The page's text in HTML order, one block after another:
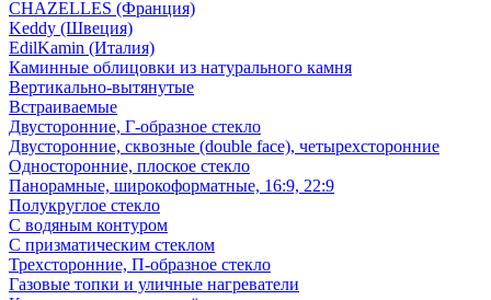
CHAZELLES (Франция)
Keddy (Швеция)
EdilKamin (Италия)
Каминные облицовки из натурального камня
Вертикально-вытянутые
Встраиваемые
Двусторонние, Г-образное стекло
Двусторонние, сквозные (double face), четырехсторонние
Односторонние, плоское стекло
Панорамные, широкоформатные, 16:9, 22:9
Полукруглое стекло
С водяным контуром
С призматическим стеклом
Трехсторонние, П-образное стекло
Газовые топки и уличные нагреватели